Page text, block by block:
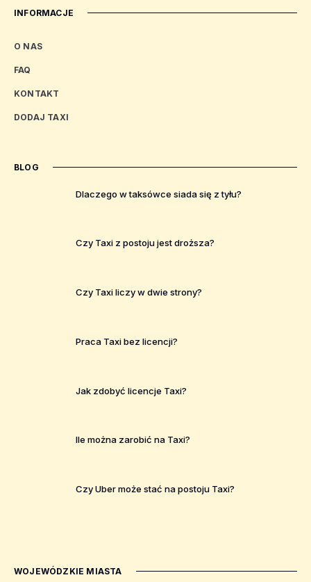
INFORMACJE
O NAS
FAQ
KONTAKT
DODAJ TAXI
BLOG
Dlaczego w taksówce siada się z tyłu?
Czy Taxi z postoju jest droższa?
Czy Taxi liczy w dwie strony?
Praca Taxi bez licencji?
Jak zdobyć licencje Taxi?
Ile można zarobić na Taxi?
Czy Uber może stać na postoju Taxi?
WOJEWÓDZKIE MIASTA